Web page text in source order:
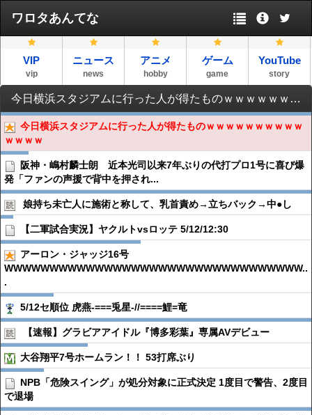
ワロタあんてな
VIP
vip
ニュース
news
アニメ
hobby
ゲーム
game
YouTube
story
今日横浜スタジアムに行った人が得たものｗｗｗｗｗｗｗｗｗｗｗｗｗｗ
今日横浜スタジアムに行った人が得たものｗｗｗｗｗｗｗｗｗｗ
ｗｗｗｗ
阪神・嶋村麟士朗 近本光司以来7年ぶりの代打プロ1号に喜び爆
発「ファンの声援で背中を押され...
娘持ち未亡人に施術と称して、乳首責め→立ちバック→中●︎し
【二軍試合実況】ヤクルトvsロッテ 5/12/12:30
アーロン・ジャッジ16号
WWWWWWWWWWWWWWWWWWWWWWWWWWWWWWWWW..
.
5/12セ順位 虎燕-===兎星-//====鯉=竜
【速報】グラビアアイドル『博多彩葉』専属AVデビュー
大谷翔平7号ホームラン！！ 53打席ぶり
NPB「危険スイング」が処分対象に正式決定 1度目で警告、2度目
で退場